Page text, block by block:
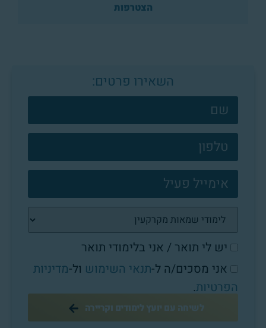
הצטרפות
השאירו פרטים:
צרו
קשר
פוטר
יש לי תואר / אני בלימודי תואר
אני מסכים/ה ל-תנאי השימוש ול-מדיניות
הפרטיות.
לשיחה עם יועץ לימודים וקריירה